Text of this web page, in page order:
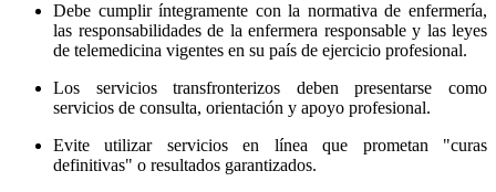
Debe cumplir íntegramente con la normativa de enfermería,
las responsabilidades de la enfermera responsable y las leyes
de telemedicina vigentes en su país de ejercicio profesional.
Los servicios transfronterizos deben presentarse como
servicios de consulta, orientación y apoyo profesional.
Evite utilizar servicios en línea que prometan "curas
definitivas" o resultados garantizados.